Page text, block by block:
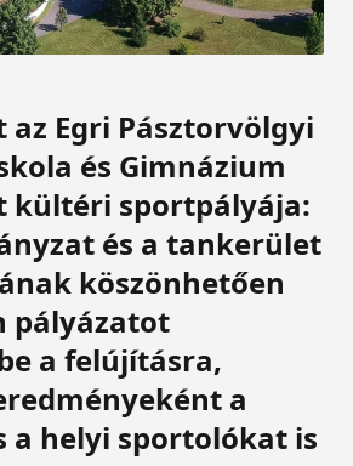
Egri Pásztorvölgyi
és Gimnázium
kültéri sportpályája:
és a tankerület
köszönhetően
pályázatot
a felújításra,
a
a helyi sportolókat is